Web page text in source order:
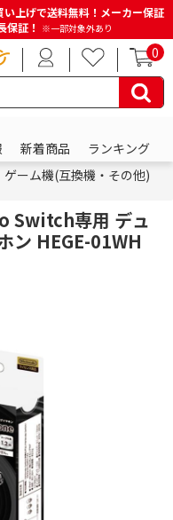
上げで送料無料！メーカー保証
保証！
※一部対象外あり
0
新着商品
ランキング
ゲーム機(互換機・その他)
Switch専用 デュ
ン HEGE-01WH